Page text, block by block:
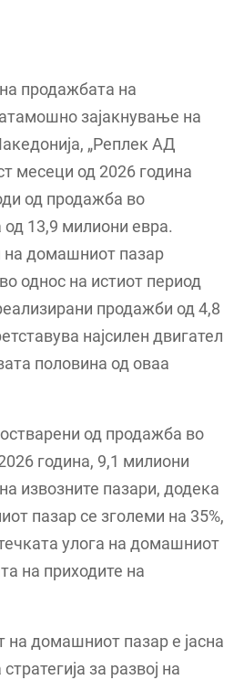
продажбата на
зајакнување на
„Реплек АД
месеци од 2026 година
од продажба во
13,9 милиони евра.
на домашниот пазар
однос на истиот период
продажби од 4,8
најсилен двигател
половина од оваа
од продажба во
година, 9,1 милиони
извозните пазари, додека
пазар се зголеми на 35%,
улога на домашниот
на приходите на
на домашниот пазар е јасна
за развој на